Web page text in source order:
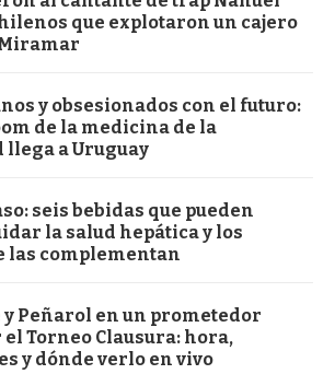
que explotaron un cajero
y obsesionados con el futuro:
de la medicina de la
a Uruguay
seis bebidas que pueden
la salud hepática y los
las complementan
y Peñarol en un prometedor
Torneo Clausura: hora,
y dónde verlo en vivo